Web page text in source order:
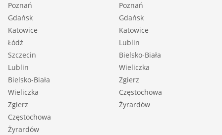
Poznań
Gdańsk
Katowice
Łódź
Szczecin
Lublin
Bielsko-Biała
Wieliczka
Zgierz
Częstochowa
Żyrardów
Poznań
Gdańsk
Katowice
Lublin
Bielsko-Biała
Wieliczka
Zgierz
Częstochowa
Żyrardów